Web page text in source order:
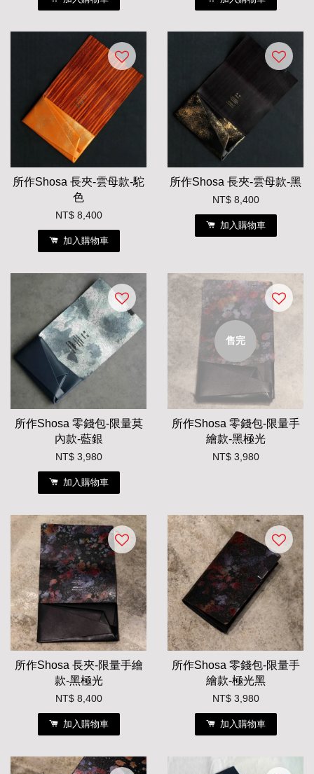
所作Shosa 長夾-雲母款-駝
色
NT$ 8,400
加入購物車
所作Shosa 長夾-雲母款-黑
NT$ 8,400
加入購物車
所作Shosa 零錢包-限量莫
內款-藍銀
NT$ 3,980
加入購物車
售完
所作Shosa 零錢包-限量手
繪款-黑極光
NT$ 3,980
所作Shosa 長夾-限量手繪
款-黑極光
NT$ 8,400
加入購物車
所作Shosa 零錢包-限量手
繪款-極光黑
NT$ 3,980
加入購物車